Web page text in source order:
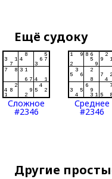
Ещё судоку
Сложное
#2346
Среднее
#2346
Другие